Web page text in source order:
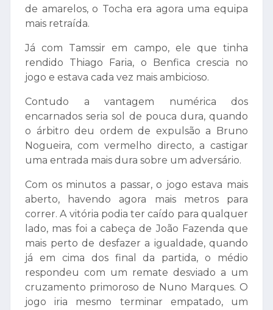
de amarelos, o Tocha era agora uma equipa
mais retraída.
Já com Tamssir em campo, ele que tinha
rendido Thiago Faria, o Benfica crescia no
jogo e estava cada vez mais ambicioso.
Contudo a vantagem numérica dos
encarnados seria sol de pouca dura, quando
o árbitro deu ordem de expulsão a Bruno
Nogueira, com vermelho directo, a castigar
uma entrada mais dura sobre um adversário.
Com os minutos a passar, o jogo estava mais
aberto, havendo agora mais metros para
correr. A vitória podia ter caído para qualquer
lado, mas foi a cabeça de João Fazenda que
mais perto de desfazer a igualdade, quando
já em cima dos final da partida, o médio
respondeu com um remate desviado a um
cruzamento primoroso de Nuno Marques. O
jogo iria mesmo terminar empatado, um